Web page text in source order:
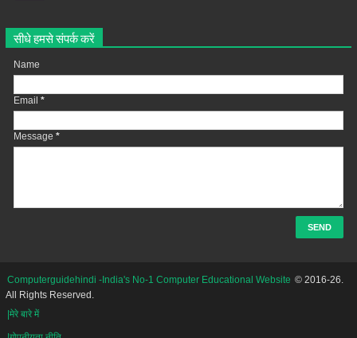
सीधे हमसे संपर्क करें
Name
Email *
Message *
Computerguidehindi -India's No-1 Computer Educational Website © 2016-26.
All Rights Reserved.
|मेरे बारे में